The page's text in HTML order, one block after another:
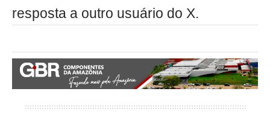
resposta a outro usuário do X.